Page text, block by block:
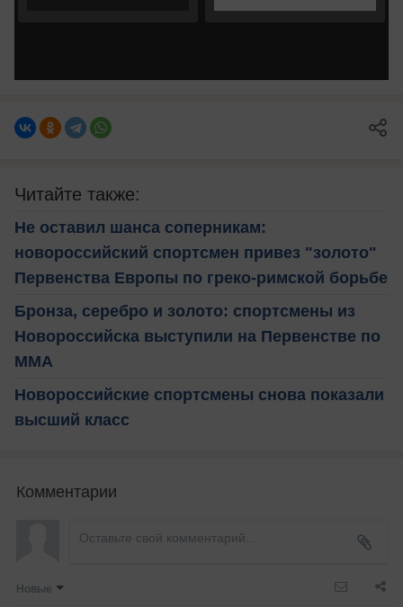
Читайте также:
Не оставил шанса соперникам:
новороссийский спортсмен привез "золото"
Первенства Европы по греко-римской борьбе
Бронза, серебро и золото: спортсмены из
Новороссийска выступили на Первенстве по
MMA
Новороссийские спортсмены снова показали
высший класс
Комментарии
Новые